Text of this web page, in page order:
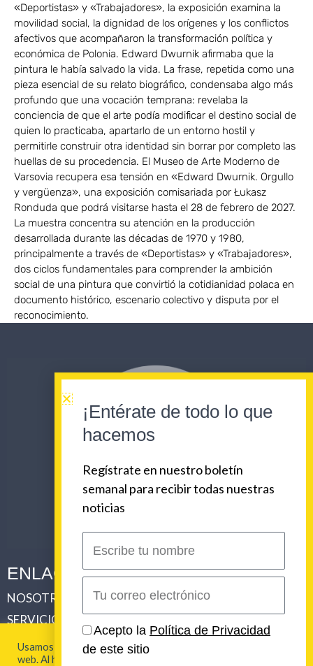
«Deportistas» y «Trabajadores», la exposición examina la
movilidad social, la dignidad de los orígenes y los conflictos
afectivos que acompañaron la transformación política y
económica de Polonia. Edward Dwurnik afirmaba que la
pintura le había salvado la vida. La frase, repetida como una
pieza esencial de su relato biográfico, condensaba algo más
profundo que una vocación temprana: revelaba la
conciencia de que el arte podía modificar el destino social de
quien lo practicaba, apartarlo de un entorno hostil y
permitirle construir otra identidad sin borrar por completo las
huellas de su procedencia. El Museo de Arte Moderno de
Varsovia recupera esa tensión en «Edward Dwurnik. Orgullo
y vergüenza», una exposición comisariada por Łukasz
Ronduda que podrá visitarse hasta el 28 de febrero de 2027.
La muestra concentra su atención en la producción
desarrollada durante las décadas de 1970 y 1980,
principalmente a través de «Deportistas» y «Trabajadores»,
dos ciclos fundamentales para comprender la ambición
social de una pintura que convirtió la cotidianidad polaca en
documento histórico, escenario colectivo y disputa por el
reconocimiento.
ENLACES CORPORATIVOS
NOSOTROS
PLAN DE COMUNICACIONES 360
SERVICIOS
ULTIMOS TRABAJOS
CLIENTES
LOS ORIGENES DE URBAN BEAT
Usamos cookies para brindarte la mejor experiencia en esta
web. Al hacer clic en "Aceptar todo", acepta el uso de TODAS
¡Entérate de todo lo que
hacemos
Regístrate en nuestro boletín
semanal para recibir todas nuestras
noticias
nombre
electrónico
Acepto la Política de Privacidad
de este sitio